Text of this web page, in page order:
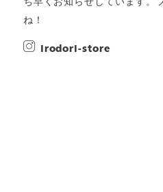
ち早くお知らせしています。
ね！
irodori-store